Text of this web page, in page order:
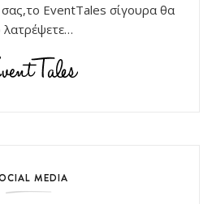
σας,το EventTales σίγουρα θα
λατρέψετε…
MEDIA